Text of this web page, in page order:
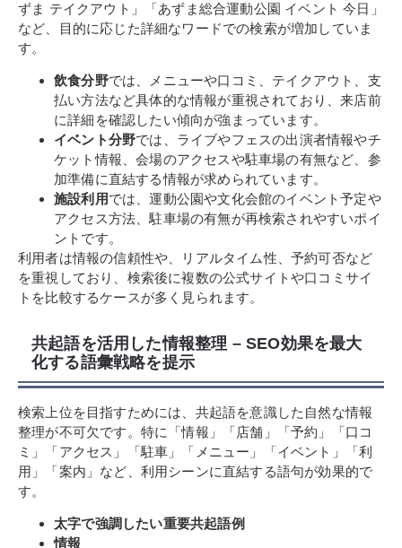
ずま テイクアウト」「あずま総合運動公園 イベント 今日」
など、目的に応じた詳細なワードでの検索が増加していま
す。
飲食分野では、メニューや口コミ、テイクアウト、支
払い方法など具体的な情報が重視されており、来店前
に詳細を確認したい傾向が強まっています。
イベント分野では、ライブやフェスの出演者情報やチ
ケット情報、会場のアクセスや駐車場の有無など、参
加準備に直結する情報が求められています。
施設利用では、運動公園や文化会館のイベント予定や
アクセス方法、駐車場の有無が再検索されやすいポイ
ントです。
利用者は情報の信頼性や、リアルタイム性、予約可否など
を重視しており、検索後に複数の公式サイトや口コミサイ
トを比較するケースが多く見られます。
共起語を活用した情報整理 – SEO効果を最大
化する語彙戦略を提示
検索上位を目指すためには、共起語を意識した自然な情報
整理が不可欠です。特に「情報」「店舗」「予約」「口コ
ミ」「アクセス」「駐車」「メニュー」「イベント」「利
用」「案内」など、利用シーンに直結する語句が効果的で
す。
太字で強調したい重要共起語例
情報